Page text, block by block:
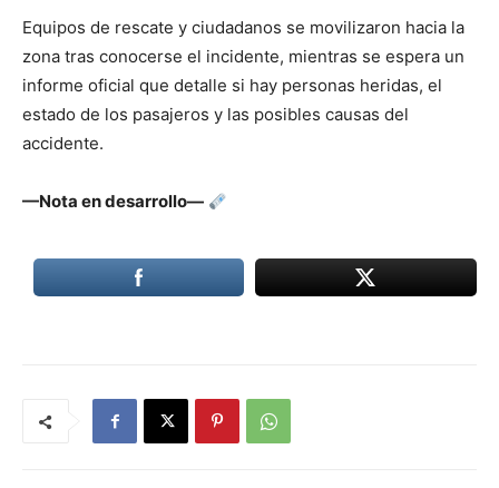
Equipos de rescate y ciudadanos se movilizaron hacia la
zona tras conocerse el incidente, mientras se espera un
informe oficial que detalle si hay personas heridas, el
estado de los pasajeros y las posibles causas del
accidente.
—Nota en desarrollo—